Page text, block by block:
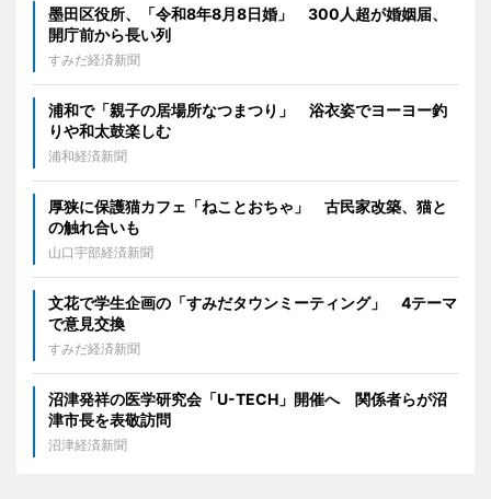
墨田区役所、「令和8年8月8日婚」 300人超が婚姻届、
開庁前から長い列
すみだ経済新聞
浦和で「親子の居場所なつまつり」 浴衣姿でヨーヨー釣
りや和太鼓楽しむ
浦和経済新聞
厚狭に保護猫カフェ「ねことおちゃ」 古民家改築、猫と
の触れ合いも
山口宇部経済新聞
文花で学生企画の「すみだタウンミーティング」 4テーマ
で意見交換
すみだ経済新聞
沼津発祥の医学研究会「U-TECH」開催へ 関係者らが沼
津市長を表敬訪問
沼津経済新聞